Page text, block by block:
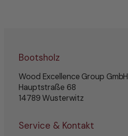
Bootsholz
Wood Excellence Group GmbH
Hauptstraße 68
14789 Wusterwitz
Service & Kontakt